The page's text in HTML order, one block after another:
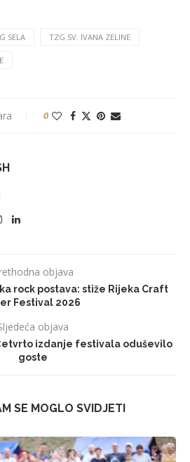
SELA TZG SV. IVANA ZELINE
0
objava
rock postava: stiže Rijeka Craft
Festival 2026
objava
izdanje festivala oduševilo
goste
SE MOGLO SVIDJETI